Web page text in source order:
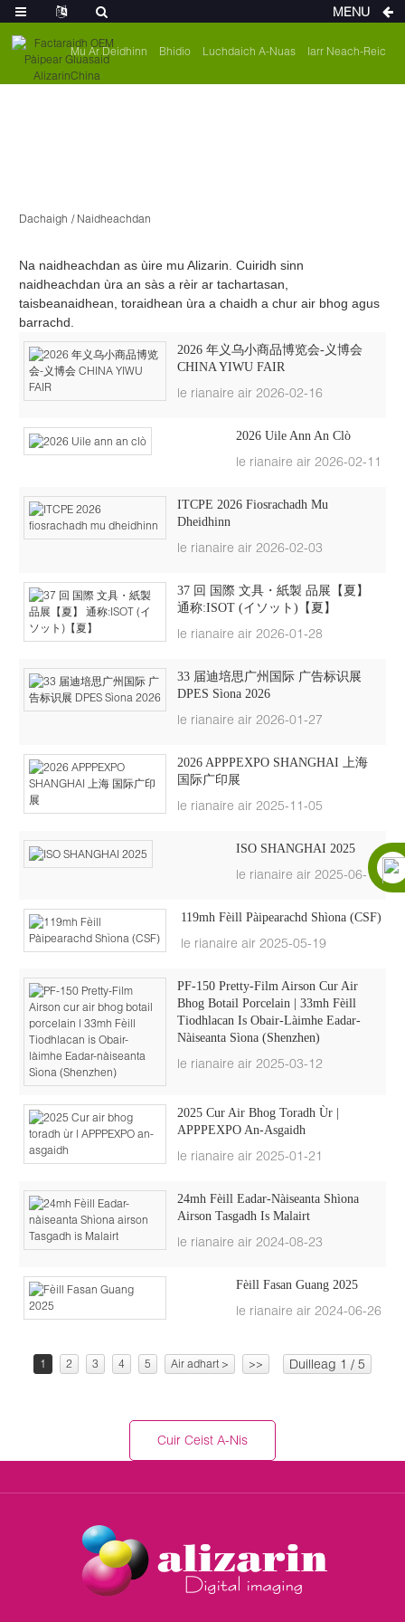
Mu Ar Deidhinn Bhidio Luchdaich A-Nuas Iarr Neach-Reic
Dachaigh Naidheachdan
Na naidheachdan as ùire mu Alizarin. Cuiridh sinn
naidheachdan ùra an sàs a rèir ar tachartasan,
taisbeanaidhean, toraidhean ùra a chaidh a chur air bhog agus
barrachd.
2026 年义乌小商品博览会-义博会
CHINA YIWU FAIR
le rianaire air 2026-02-16
2026 Uile Ann An Clò
le rianaire air 2026-02-11
ITCPE 2026 Fiosrachadh Mu
Dheidhinn
le rianaire air 2026-02-03
37 回 国際 文具・紙製 品展【夏】
通称:ISOT (イソット)【夏】
le rianaire air 2026-01-28
33 届迪培思广州国际 广告标识展
DPES Sìona 2026
le rianaire air 2026-01-27
2026 APPPEXPO SHANGHAI 上海
国际广印展
le rianaire air 2025-11-05
ISO SHANGHAI 2025
le rianaire air 2025-06-18
119mh Fèill Pàipearachd Shìona (CSF)
le rianaire air 2025-05-19
PF-150 Pretty-Film Airson Cur Air
Bhog Botail Porcelain | 33mh Fèill
Tiodhlacan Is Obair-Làimhe Eadar-
Nàiseanta Sìona (Shenzhen)
le rianaire air 2025-03-12
2025 Cur Air Bhog Toradh Ùr |
APPPEXPO An-Asgaidh
le rianaire air 2025-01-21
24mh Fèill Eadar-Nàiseanta Shìona
Airson Tasgadh Is Malairt
le rianaire air 2024-08-23
Fèill Fasan Guang 2025
le rianaire air 2024-06-26
1 2 3 4 5 Air adhart > >> Duilleag 1 / 5
Cuir Ceist A-Nis
MENU